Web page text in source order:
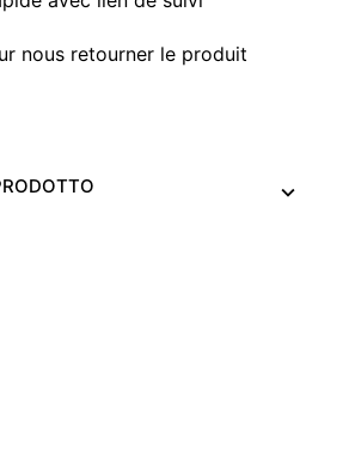
nous retourner le produit